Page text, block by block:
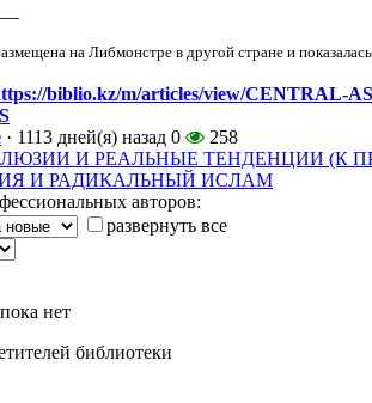
на Либмонстре в другой стране и
biblio.kz/m/articles/view/CENTRAL-
· 1113 дней(я) назад 0
258
И РЕАЛЬНЫЕ ТЕНДЕНЦИИ (К
И РАДИКАЛЬНЫЙ ИСЛАМ
авторов:
развернуть все
нет
библиотеки